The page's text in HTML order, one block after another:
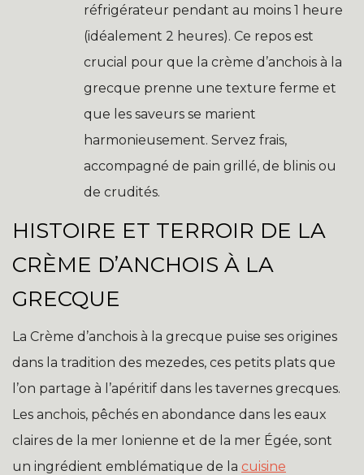
réfrigérateur pendant au moins 1 heure
(idéalement 2 heures). Ce repos est
crucial pour que la crème d’anchois à la
grecque prenne une texture ferme et
que les saveurs se marient
harmonieusement. Servez frais,
accompagné de pain grillé, de blinis ou
de crudités.
HISTOIRE ET TERROIR DE LA
CRÈME D’ANCHOIS À LA
GRECQUE
La Crème d’anchois à la grecque puise ses origines
dans la tradition des mezedes, ces petits plats que
l’on partage à l’apéritif dans les tavernes grecques.
Les anchois, pêchés en abondance dans les eaux
claires de la mer Ionienne et de la mer Égée, sont
un ingrédient emblématique de la cuisine